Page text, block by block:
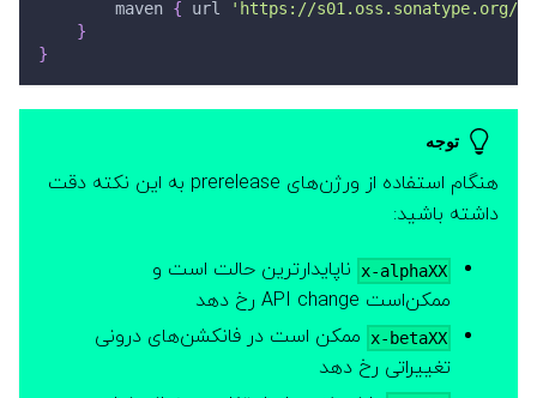
        maven
{ url
'https://s01.oss.sonatype.org/
}
}
توجه
هنگام استفاده از ورژن‌های prerelease به این نکته دقت
داشته باشید:
x-alphaXX
ناپایدارترین حالت است و
ممکن‌است API change رخ دهد
x-betaXX
ممکن است در فانکشن‌های درونی
تغییراتی رخ دهد